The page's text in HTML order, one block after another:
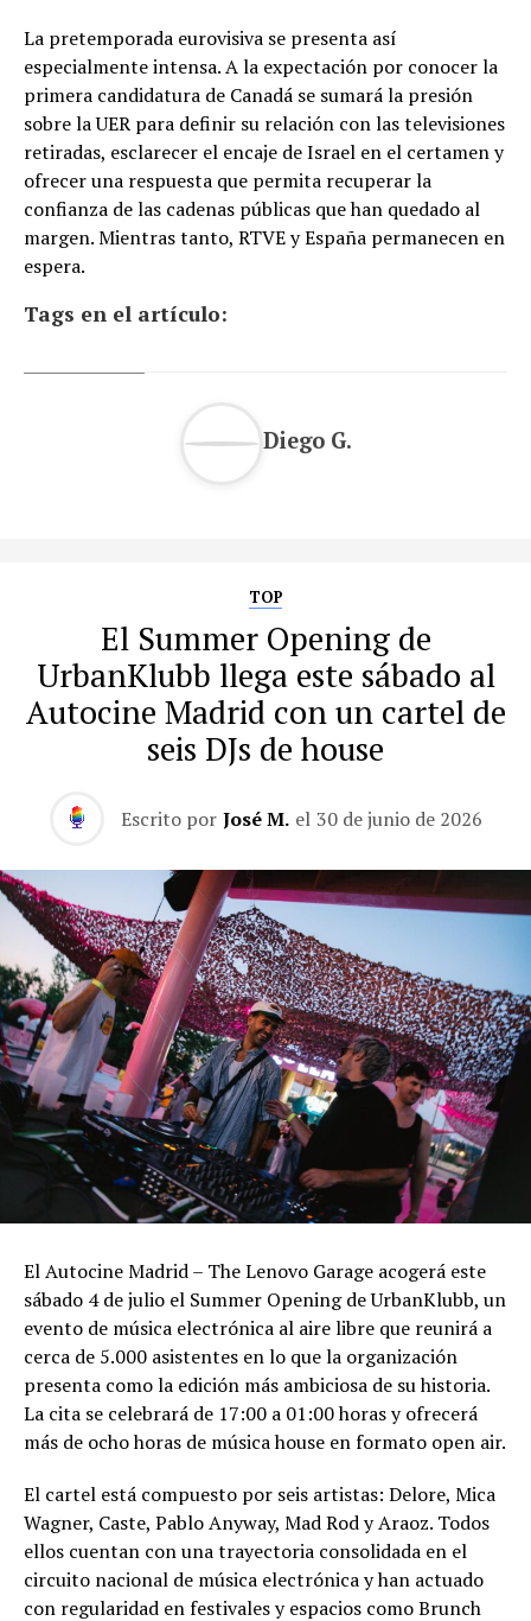
La pretemporada eurovisiva se presenta así
especialmente intensa. A la expectación por conocer la
primera candidatura de Canadá se sumará la presión
sobre la UER para definir su relación con las televisiones
retiradas, esclarecer el encaje de Israel en el certamen y
ofrecer una respuesta que permita recuperar la
confianza de las cadenas públicas que han quedado al
margen. Mientras tanto, RTVE y España permanecen en
espera.
Tags en el artículo:
Diego G.
TOP
El Summer Opening de
UrbanKlubb llega este sábado al
Autocine Madrid con un cartel de
seis DJs de house
Escrito por José M. el 30 de junio de 2026
El Autocine Madrid – The Lenovo Garage acogerá este
sábado 4 de julio el Summer Opening de UrbanKlubb, un
evento de música electrónica al aire libre que reunirá a
cerca de 5.000 asistentes en lo que la organización
presenta como la edición más ambiciosa de su historia.
La cita se celebrará de 17:00 a 01:00 horas y ofrecerá
más de ocho horas de música house en formato open air.
El cartel está compuesto por seis artistas: Delore, Mica
Wagner, Caste, Pablo Anyway, Mad Rod y Araoz. Todos
ellos cuentan con una trayectoria consolidada en el
circuito nacional de música electrónica y han actuado
con regularidad en festivales y espacios como Brunch